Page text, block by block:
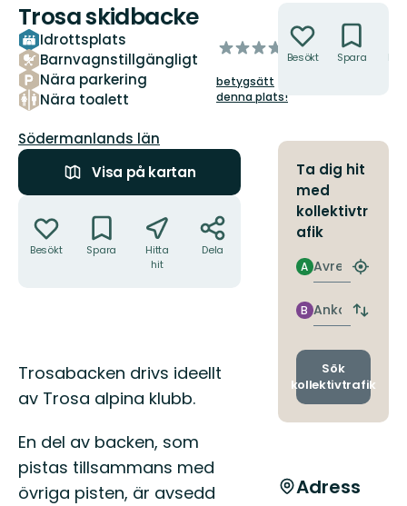
Trosa skidbacke
Idrottsplats
Barnvagnstillgängligt
Nära parkering
Nära toalett
av
stjärnor
betygsätt
denna plats!
Län:
Södermanlands län
Visa på kartan
Besökt Spara
Hitta
hit
Dela
Beskrivning
Trosabacken drivs ideellt
av Trosa alpina klubb.
En del av backen, som
pistas tillsammans med
övriga pisten, är avsedd
Besökt Spara
Ta dig hit
med
kollektivtr
afik
Avresa
A
Hitta
Ankomst
B
Byt
och
Sök
kollektivtrafik
Adress